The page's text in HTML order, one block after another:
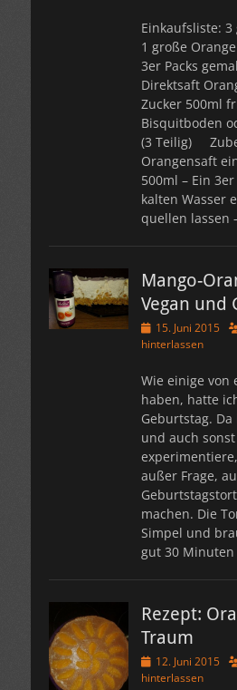
Einkaufsliste:
1 große
3er Packs
Direktsaft
Zucker 500ml
Bisquitboden
(3 Teilig)
Orangensaft
500ml – Ein
kalten Wasser
quellen lassen
Mango-
Vegan und
Veröffentlicht
am
15. Juni 2015
hinterlassen
Wie einige von
haben, hatte
Geburtstag.
und auch
außer Frage,
machen. Die
Simpel und
gut 30
Rezept:
Traum
Veröffentlicht
am
12. Juni 2015
hinterlassen